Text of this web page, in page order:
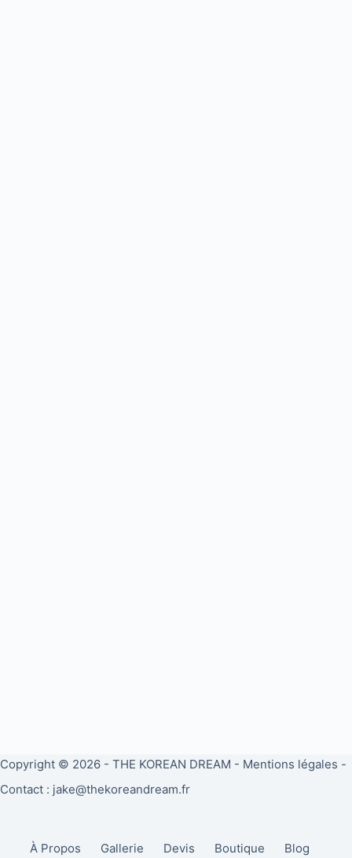
Copyright © 2026 - THE KOREAN DREAM - Mentions légales -
Contact : jake@thekoreandream.fr
À Propos Gallerie Devis Boutique Blog